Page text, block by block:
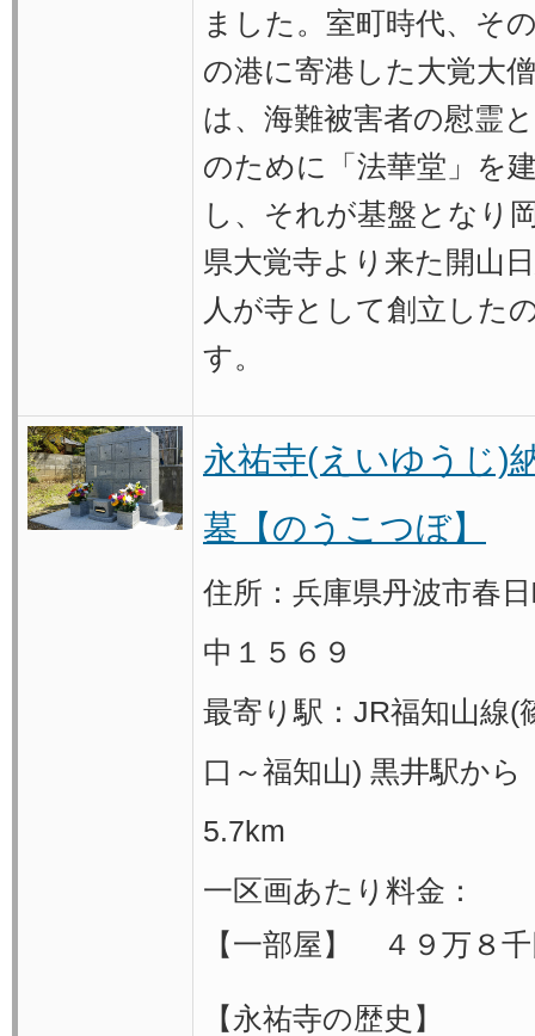
ました。室町時代、そ
の港に寄港した大覚大
は、海難被害者の慰霊
のために「法華堂」を
し、それが基盤となり
県大覚寺より来た開山
人が寺として創立した
す。
永祐寺(えいゆうじ)
墓【のうこつぼ】
住所：兵庫県丹波市春
中１５６９
最寄り駅：JR福知山線(
口～福知山) 黒井駅から
5.7km
一区画あたり料金：
【一部屋】 ４９万８
【永祐寺の歴史】